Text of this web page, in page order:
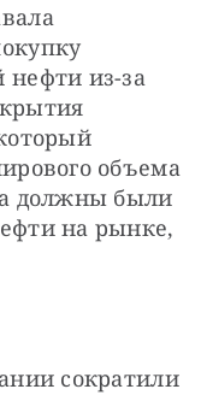
нефти из-за
объема
должны были
на рынке,
сократили